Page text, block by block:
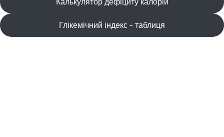
Глікемічний індекс - таблиця